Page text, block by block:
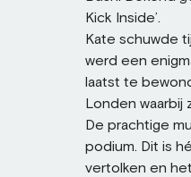
Kick Inside’.
Kate schuwde
werd een
laatst te
Londen waarbij
De prachtige
podium. Dit is
vertolken en